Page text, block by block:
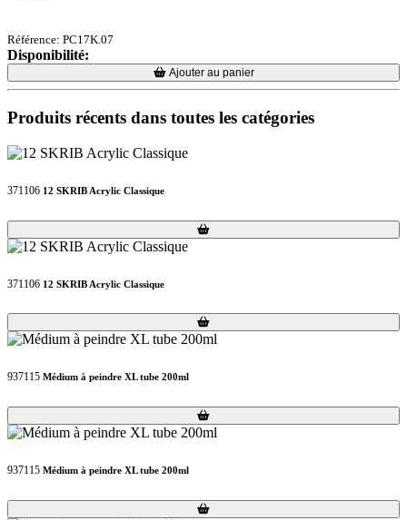
Référence: PC17K.07
Disponibilité:
Loading...
Loading... Ajouter au panier
Produits récents dans toutes les catégories
371106 12 SKRIB Acrylic Classique
Loading...
Loading...
371106 12 SKRIB Acrylic Classique
Loading...
Loading...
937115 Médium à peindre XL tube 200ml
Loading...
Loading...
937115 Médium à peindre XL tube 200ml
Loading...
Loading...